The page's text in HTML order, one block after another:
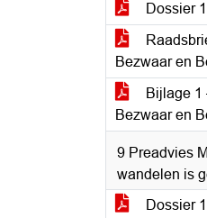
Dossier
Bezwaar en
Bijlage 1
Bezwaar en
9 Preadvies
wandelen is
Dossier